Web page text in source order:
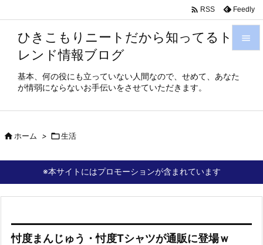
ひきこもりニートだから知ってるト
レンド情報ブログ
基本、何の役にも立っていない人間なので、せめて、あなた
が情弱にならないお手伝いをさせていただきます。

メニュ

検索
 RSS Feedly
ホーム > 生活
※本サイトにはプロモーションが含まれています
忖度まんじゅう・忖度Tシャツが通販に登場ｗ